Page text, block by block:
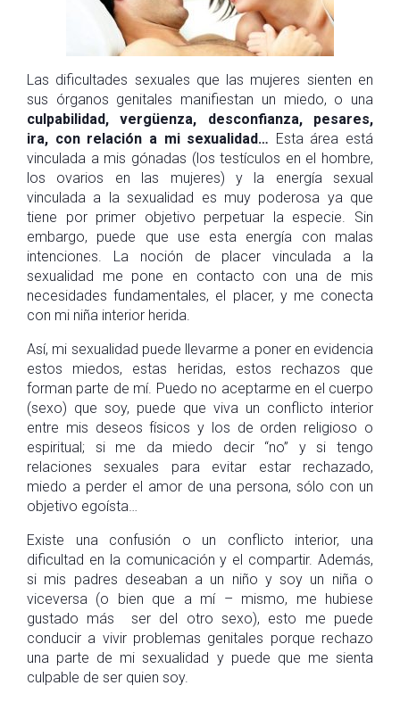
Las dificultades sexuales que las mujeres sienten en
sus órganos genitales manifiestan un miedo, o una
culpabilidad, vergüenza, desconfianza, pesares,
ira, con relación a mi sexualidad… Esta área está
vinculada a mis gónadas (los testículos en el hombre,
los ovarios en las mujeres) y la energía sexual
vinculada a la sexualidad es muy poderosa ya que
tiene por primer objetivo perpetuar la especie. Sin
embargo, puede que use esta energía con malas
intenciones. La noción de placer vinculada a la
sexualidad me pone en contacto con una de mis
necesidades fundamentales, el placer, y me conecta
con mi niña interior herida.
Así, mi sexualidad puede llevarme a poner en evidencia
estos miedos, estas heridas, estos rechazos que
forman parte de mí. Puedo no aceptarme en el cuerpo
(sexo) que soy, puede que viva un conflicto interior
entre mis deseos físicos y los de orden religioso o
espiritual; si me da miedo decir “no” y si tengo
relaciones sexuales para evitar estar rechazado,
miedo a perder el amor de una persona, sólo con un
objetivo egoísta…
Existe una confusión o un conflicto interior, una
dificultad en la comunicación y el compartir. Además,
si mis padres deseaban a un niño y soy un niña o
viceversa (o bien que a mí – mismo, me hubiese
gustado más ser del otro sexo), esto me puede
conducir a vivir problemas genitales porque rechazo
una parte de mi sexualidad y puede que me sienta
culpable de ser quien soy.